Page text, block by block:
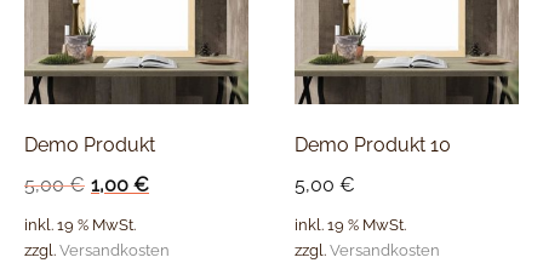
Demo Produkt
5,00€ 1,00 €
inkl. 19 % MwSt.
zzgl. Versandkosten
Demo Produkt 10
5,00 €
inkl. 19 % MwSt.
zzgl. Versandkosten